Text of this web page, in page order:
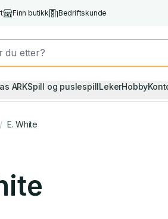
Finn butikk Bedriftskunde
ARKSpill og puslespillLekerHobby
/ E. White